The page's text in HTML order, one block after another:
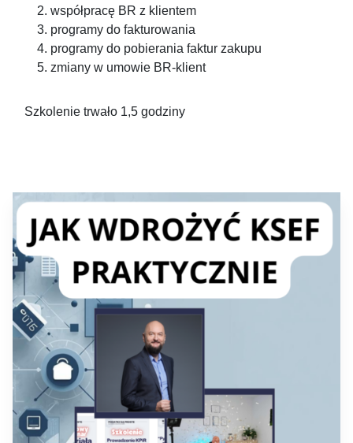
współpracę BR z klientem
programy do fakturowania
programy do pobierania faktur zakupu
zmiany w umowie BR-klient
Szkolenie trwało 1,5 godziny